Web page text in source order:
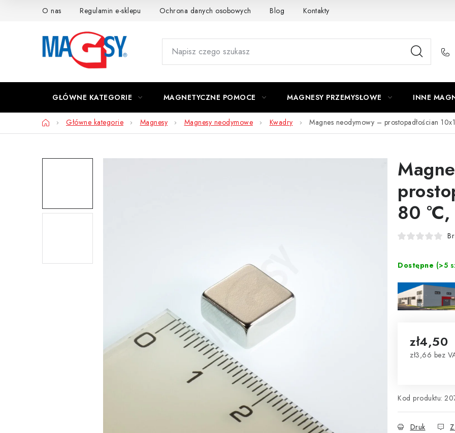
O nas Regulamin e-sklepu Ochrona danych osobowych Blog Kontakty
GŁÓWNE KATEGORIE MAGNETYCZNE POMOCE MAGNESY PRZEMYSŁOWE INNE
HomeGłówne kategorie Magnesy Magnesy neodymowe Kwadry Magnes neodymowy – prostopadłościan
80
Dostępne (>5
zł4,50
zł3,66 bez
Kod produktu:
Druk